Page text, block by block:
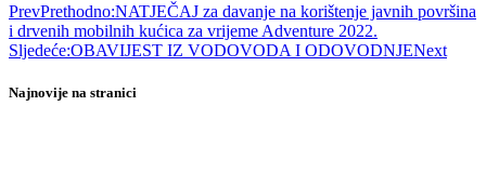
PrevPrethodno:NATJEČAJ za davanje na korištenje javnih površina
i drvenih mobilnih kućica za vrijeme Adventure 2022.
Sljedeće:OBAVIJEST IZ VODOVODA I ODOVODNJENext
Najnovije na stranici